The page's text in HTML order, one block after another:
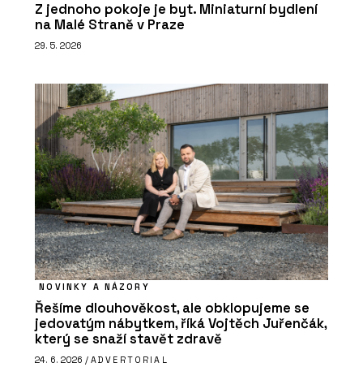
Z jednoho pokoje je byt. Miniaturní bydlení
na Malé Straně v Praze
29. 5. 2026
NOVINKY A NÁZORY
Řešíme dlouhověkost, ale obklopujeme se
jedovatým nábytkem, říká Vojtěch Juřenčák,
který se snaží stavět zdravě
24. 6. 2026 / ADVERTORIAL